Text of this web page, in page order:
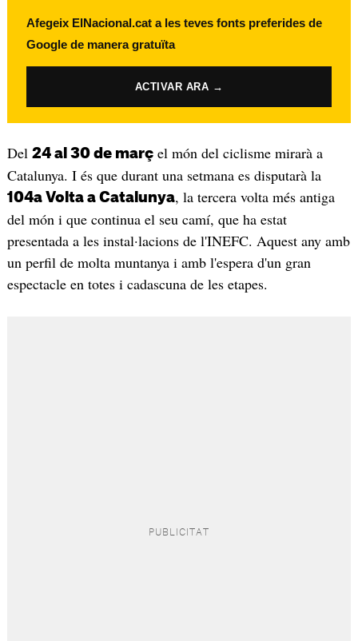
Afegeix ElNacional.cat a les teves fonts preferides de
Google de manera gratuïta
ACTIVAR ARA →
Del 24 al 30 de marçel món del ciclisme mirarà a
Catalunya. I és que durant una setmana es disputarà la
104a Volta a Catalunya, la tercera volta més antiga
del món i que continua el seu camí, que ha estat
presentada a les instal·lacions de l'INEFC. Aquest any amb
un perfil de molta muntanya i amb l'espera d'un gran
espectacle en totes i cadascuna de les etapes.